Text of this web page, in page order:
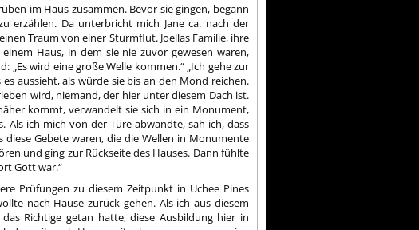
im Haus zusammen. Bevor sie gingen, begann
erzählen. Da unterbricht mich Jane ca. nach der
Traum von einer Sturmflut. Joellas Familie, ihre
Haus, in dem sie nie zuvor gewesen waren,
„Es wird eine große Welle kommen.“ „Ich gehe zur
aussieht, als würde sie bis an den Mond reichen.
wird, niemand, der hier unter diesem Dach ist.
kommt, verwandelt sie sich in ein Monument,
Als ich mich von der Türe abwandte, sah ich, dass
diese Gebete waren, die die Wellen in Monumente
und ging zur Rückseite des Hauses. Dann fühlte
Gott war.“
Prüfungen zu diesem Zeitpunkt in Uchee Pines
nach Hause zurück gehen. Als ich aus diesem
Richtige getan hatte, diese Ausbildung hier in